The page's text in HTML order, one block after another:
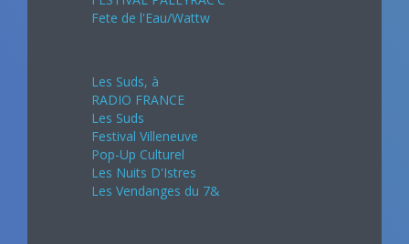
Fete de l'Eau/Wattw
Les Suds, à
RADIO FRANCE
Les Suds
Festival Villeneuve
Pop-Up Culturel
Les Nuits D'Istres
Les Vendanges du 7&